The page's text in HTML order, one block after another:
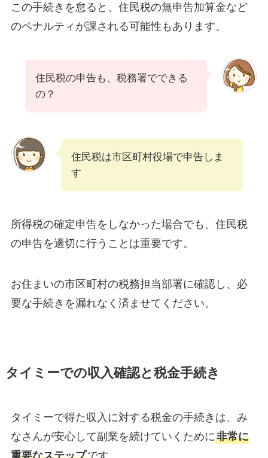
この手続きを怠ると、住民税の無申告加算金など
のペナルティが課される可能性もあります。
住民税の申告も、税務署でできる
の？
住民税は市区町村役場で申告しま
す
所得税の確定申告をしなかった場合でも、住民税
の申告を適切に行うことは重要です。
お住まいの市区町村の税務担当部署に確認し、必
要な手続きを漏れなく済ませてください。
タイミーでの収入確認と税金手続き
タイミーで得た収入に対する税金の手続きは、み
なさんが安心して副業を続けていくために非常に